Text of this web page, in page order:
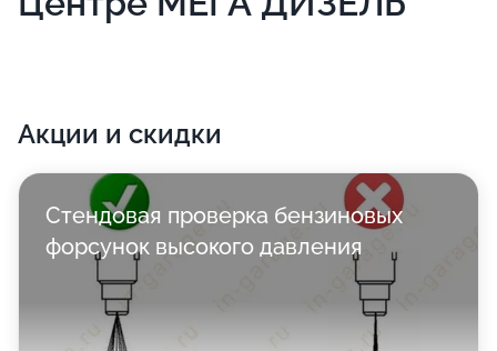
Акции и скидки
Стендовая проверка бензиновых
форсунок высокого давления